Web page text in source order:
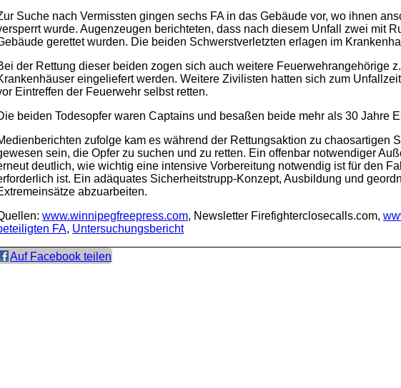
Suche nach Vermissten gingen sechs FA in das Gebäude vor, wo ihnen
wurde. Augenzeugen berichteten, dass nach diesem Unfall zwei mit
gerettet wurden. Die beiden Schwerstverletzten erlagen im
der Rettung dieser beiden zogen sich auch weitere Feuerwehrangehörige
eingeliefert werden. Weitere Zivilisten hatten sich zum
Eintreffen der Feuerwehr selbst retten.
beiden Todesopfer waren Captains und besaßen beide mehr als 30 Jahre
zufolge kam es während der Rettungsaktion zu
sein, die Opfer zu suchen und zu retten. Ein offenbar notwendiger
deutlich, wie wichtig eine intensive Vorbereitung notwendig ist für den
ist. Ein adäquates Sicherheitstrupp-Konzept, Ausbildung und
abzuarbeiten.
www.winnipegfreepress.com, Newsletter Firefighterclosecalls.com,
FA, Untersuchungsbericht
Auf Facebook teilen